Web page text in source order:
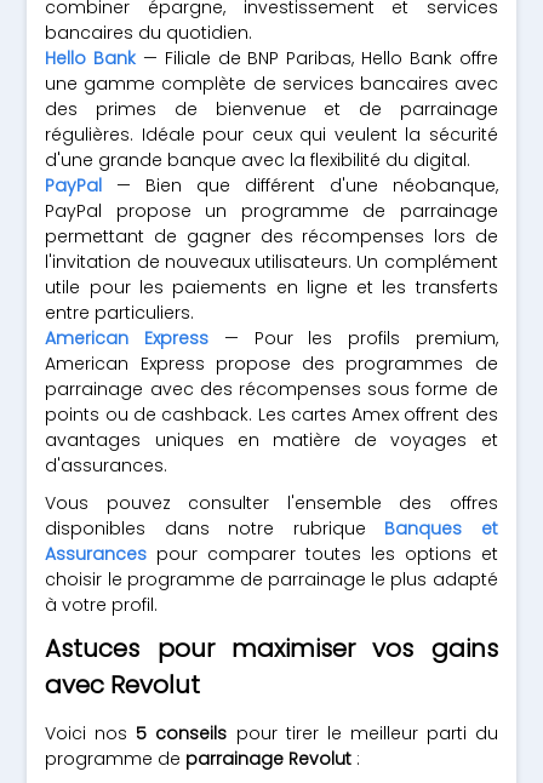
combiner épargne, investissement et services
bancaires du quotidien.
Hello Bank — Filiale de BNP Paribas, Hello Bank offre
une gamme complète de services bancaires avec
des primes de bienvenue et de parrainage
régulières. Idéale pour ceux qui veulent la sécurité
d'une grande banque avec la flexibilité du digital.
PayPal — Bien que différent d'une néobanque,
PayPal propose un programme de parrainage
permettant de gagner des récompenses lors de
l'invitation de nouveaux utilisateurs. Un complément
utile pour les paiements en ligne et les transferts
entre particuliers.
American Express — Pour les profils premium,
American Express propose des programmes de
parrainage avec des récompenses sous forme de
points ou de cashback. Les cartes Amex offrent des
avantages uniques en matière de voyages et
d'assurances.
Vous pouvez consulter l'ensemble des offres
disponibles dans notre rubrique Banques et
Assurances pour comparer toutes les options et
choisir le programme de parrainage le plus adapté
à votre profil.
Astuces pour maximiser vos gains
avec Revolut
Voici nos 5 conseils pour tirer le meilleur parti du
programme de parrainage Revolut :